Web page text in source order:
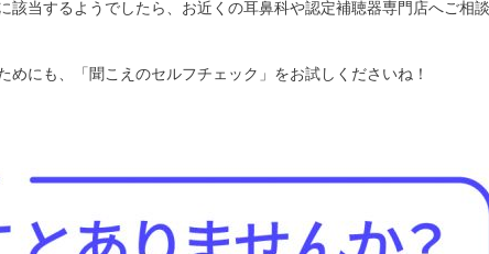
該当するようでしたら、お近くの耳鼻科や認定補聴器専門店へご相
めにも、「聞こえのセルフチェック」をお試しくださいね！